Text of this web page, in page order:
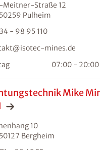
Meitner-Straße 12
Pulheim
- 98 95 110
mines.de
07:00 - 20:00
Mike
10
Bergheim